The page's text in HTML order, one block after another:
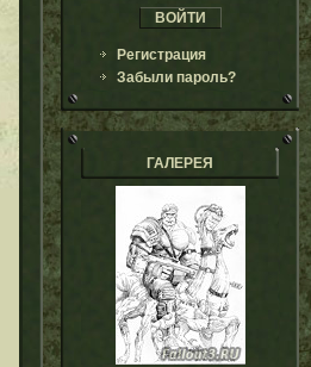
Регистрация
Забыли пароль?
ГАЛЕРЕЯ